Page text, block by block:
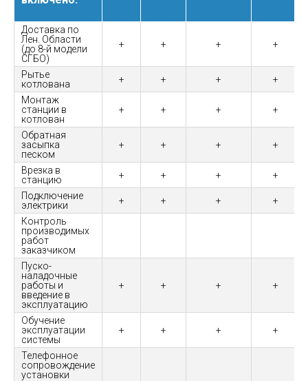
Доставка по
Лен. Области
(до 8-й модели
СГБО)
+ + + +
Рытье
котлована
+ + +
+
Монтаж
станции в
котлован
+ + + +
Обратная
засыпка
песком
+ + + +
Врезка в
станцию
+ + +
+
Подключение
электрики
+ + +
+
Контроль
производимых
работ
заказчиком
Пуско-
наладочные
работы и
введение в
эксплуатацию
+ + + +
Обучение
эксплуатации
системы
+ + + +
Телефонное
сопровождение
установки